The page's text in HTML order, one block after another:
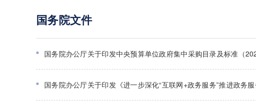
国务院文件
国务院办公厅关于印发中央预算单位政府集中采购目录及标准（
国务院办公厅关于印发《进一步深化“互联网+政务服务”推进政务